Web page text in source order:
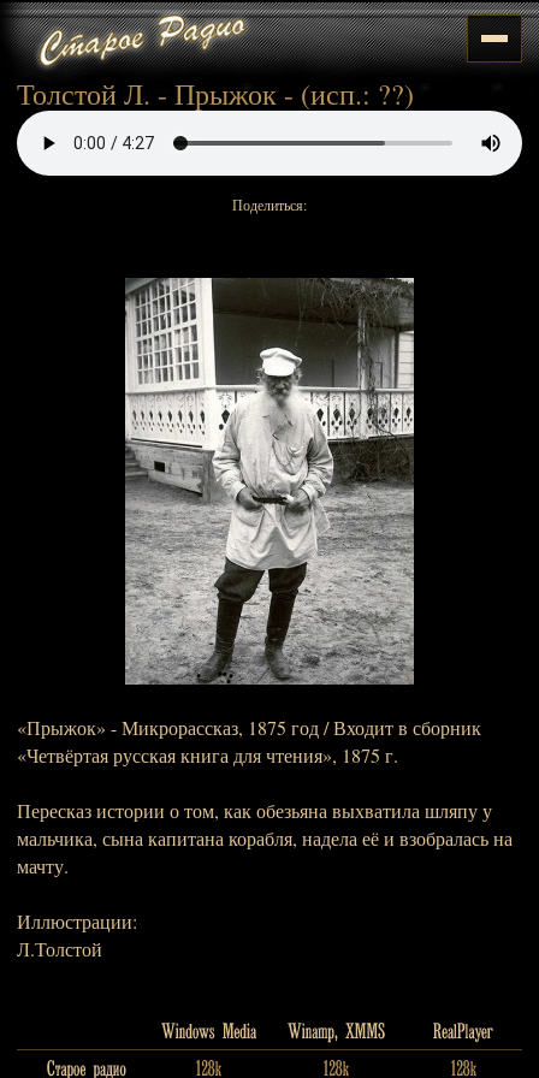
Толстой Л. - Прыжок - (исп.: ??)
Поделиться:
«Прыжок» - Микрорассказ, 1875 год / Входит в сборник
«Четвёртая русская книга для чтения», 1875 г.
Пересказ истории о том, как обезьяна выхватила шляпу у
мальчика, сына капитана корабля, надела её и взобралась на
мачту.
Иллюстрации:
Л.Толстой